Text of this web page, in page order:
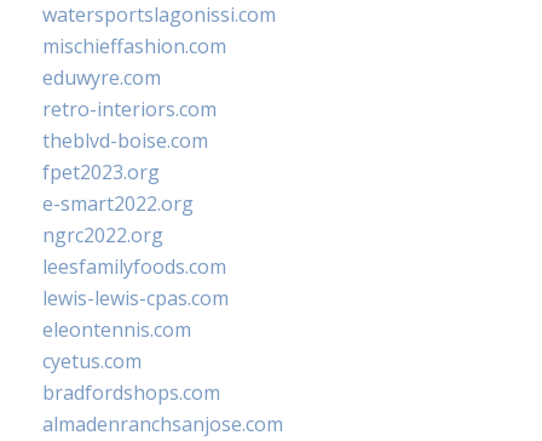
watersportslagonissi.com
mischieffashion.com
eduwyre.com
retro-interiors.com
theblvd-boise.com
fpet2023.org
e-smart2022.org
ngrc2022.org
leesfamilyfoods.com
lewis-lewis-cpas.com
eleontennis.com
cyetus.com
bradfordshops.com
almadenranchsanjose.com